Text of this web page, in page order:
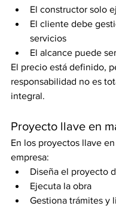
El constructor solo
El cliente debe
servicios
El alcance puede
El precio está definido,
responsabilidad no es
integral.
Proyecto llave en
En los proyectos llave
empresa:
Diseña el proyecto
Ejecuta la obra
Gestiona trámites y